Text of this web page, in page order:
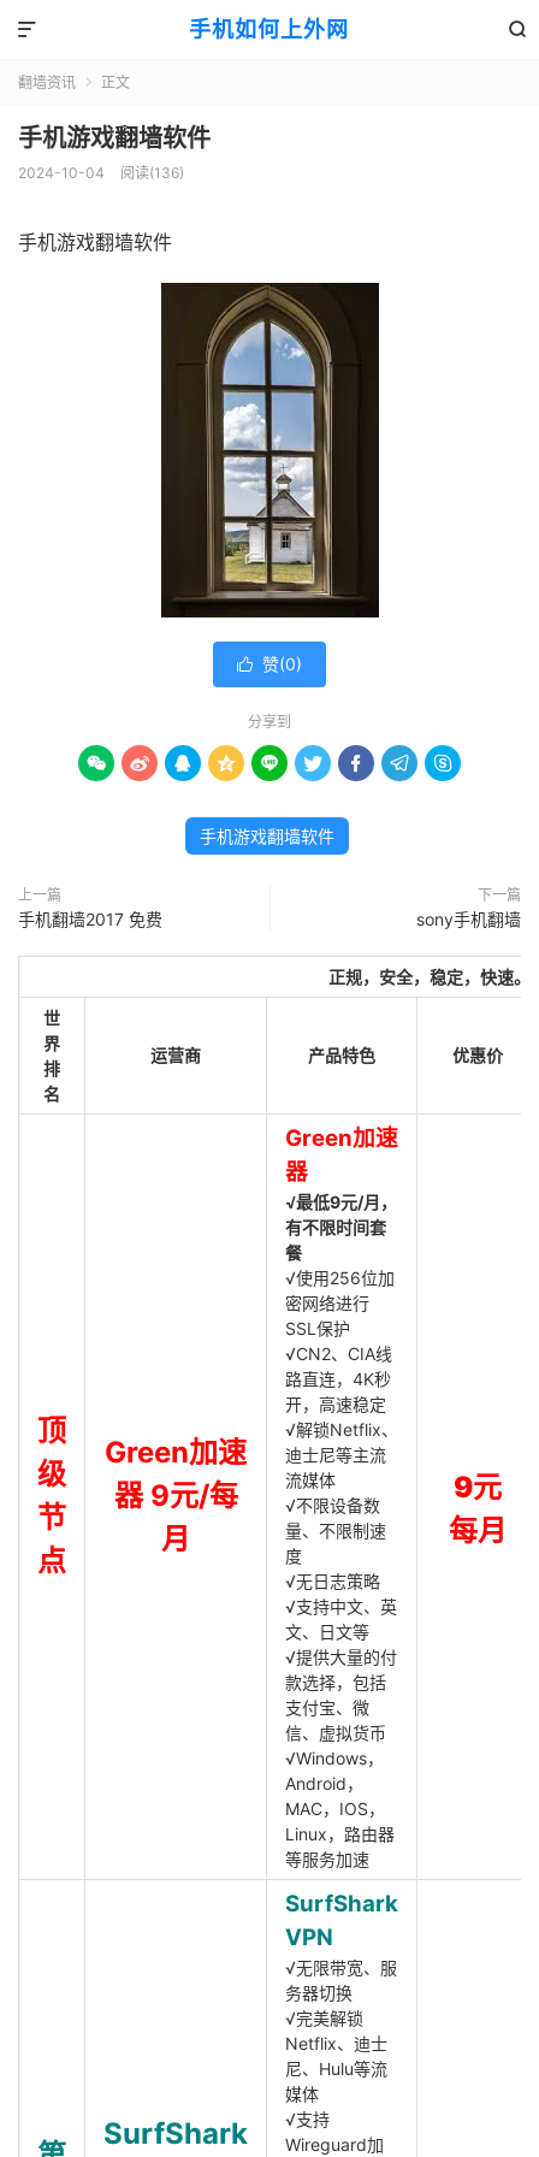
手机如何上外网 

翻墙资讯  正文
手机游戏翻墙软件
2024-10-04 阅读(136)
手机游戏翻墙软件
 赞(0)
分享到
        
手机游戏翻墙软件
上一篇
手机翻墙2017 免费
下一篇
sony手机翻墙
正规，安全，稳定，快速。
世
界
排
名
运营商 产品特色 优惠价
顶
级
节
点
Green加速
器 9元/每
月
Green加速
器
√最低9元/月，
有不限时间套
餐
√使用256位加
密网络进行
SSL保护
√CN2、CIA线
路直连，4K秒
开，高速稳定
√解锁Netflix、
迪士尼等主流
流媒体
√不限设备数
量、不限制速
度
√无日志策略
√支持中文、英
文、日文等
√提供大量的付
款选择，包括
支付宝、微
信、虚拟货币
√Windows，
Android，
MAC，IOS，
Linux，路由器
等服务加速
9元
每月
SurfShark
SurfShark
VPN
√无限带宽、服
务器切换
√完美解锁
Netflix、迪士
尼、Hulu等流
媒体
√支持
Wireguard加